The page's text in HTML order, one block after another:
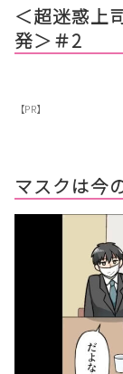
＜超迷惑上
発＞＃2
【PR】
マスクは今